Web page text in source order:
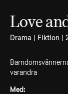
Love
Drama | Fiktion |
varandra
Med: